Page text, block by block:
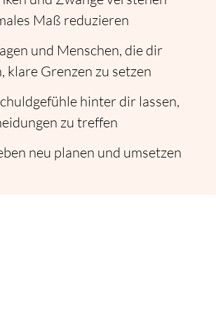
Maß reduzieren
und Menschen, die dir
klare Grenzen zu setzen
hinter dir lassen,
zu treffen
neu planen und umsetzen